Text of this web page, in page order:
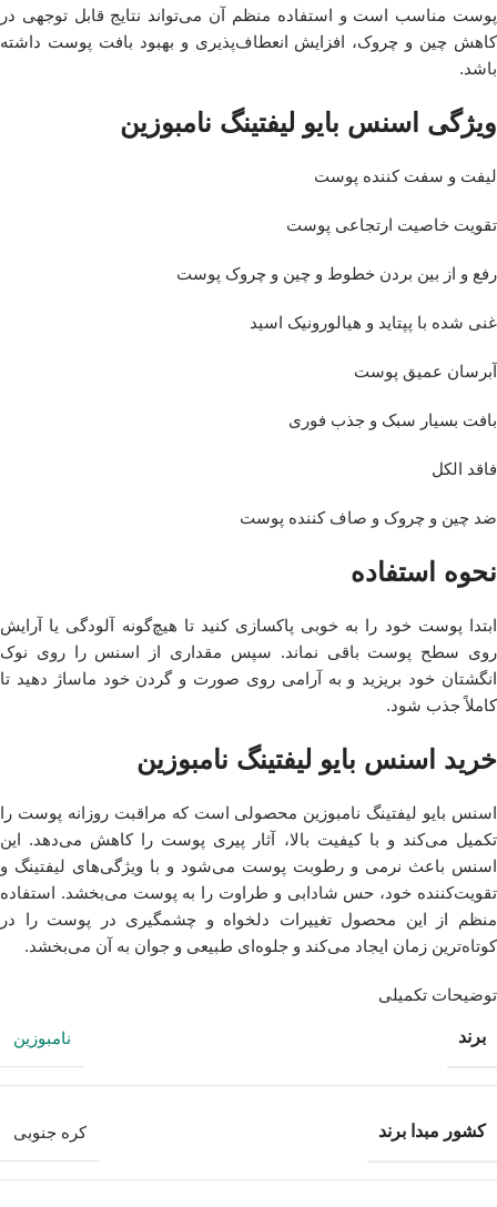
پوست مناسب است و استفاده منظم آن می‌تواند نتایج قابل توجهی در
کاهش چین و چروک، افزایش انعطاف‌پذیری و بهبود بافت پوست داشته
باشد.
ویژگی اسنس بایو لیفتینگ نامبوزین
لیفت و سفت کننده پوست
تقویت خاصیت ارتجاعی پوست
رفع و از بین بردن خطوط و چین و چروک پوست
غنی شده با پپتاید و هیالورونیک اسید
آبرسان عمیق پوست
بافت بسیار سبک و جذب فوری
فاقد الکل
ضد چین و چروک و صاف کننده پوست
نحوه استفاده
ابتدا پوست خود را به خوبی پاکسازی کنید تا هیچ‌گونه آلودگی یا آرایش
روی سطح پوست باقی نماند. سپس مقداری از اسنس را روی نوک
انگشتان خود بریزید و به آرامی روی صورت و گردن خود ماساژ دهید تا
کاملاً جذب شود.
خرید اسنس بایو لیفتینگ نامبوزین
اسنس بایو لیفتینگ نامبوزین محصولی است که مراقبت روزانه پوست را
تکمیل می‌کند و با کیفیت بالا، آثار پیری پوست را کاهش می‌دهد. این
اسنس باعث نرمی و رطوبت پوست می‌شود و با ویژگی‌های لیفتینگ و
تقویت‌کننده خود، حس شادابی و طراوت را به پوست می‌بخشد. استفاده
منظم از این محصول تغییرات دلخواه و چشمگیری در پوست را در
کوتاه‌ترین زمان ایجاد می‌کند و جلوه‌ای طبیعی و جوان به آن می‌بخشد.
توضیحات تکمیلی
برند نامبوزین
کشور مبدا برند کره جنوبی